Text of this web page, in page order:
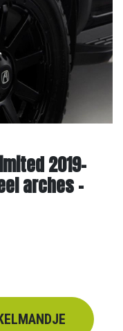
2019-
arches -